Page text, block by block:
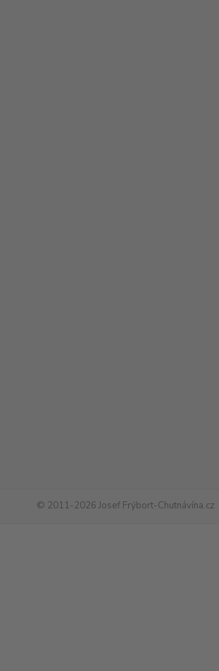
© 2011-2026 Josef Frýbort-Chutnávína.cz